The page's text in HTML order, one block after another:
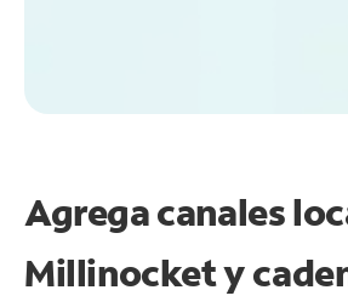
Agrega canales
Millinocket y